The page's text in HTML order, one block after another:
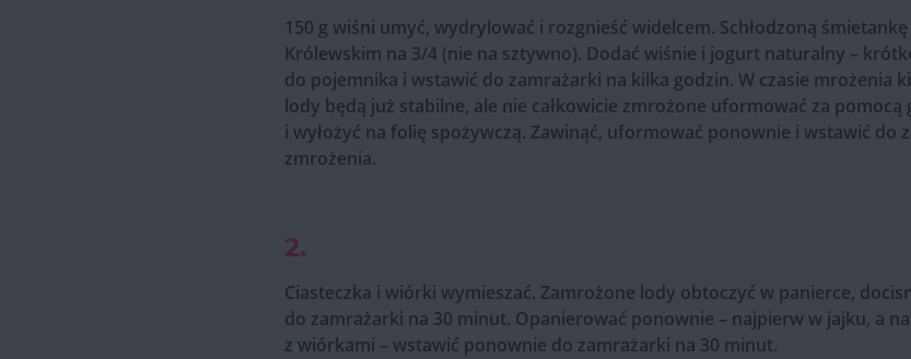
150 g wiśni umyć, wydrylować i rozgnieść widelcem. Schłodzoną
Królewskim na 3/4 (nie na sztywno). Dodać wiśnie i jogurt naturalny –
do pojemnika i wstawić do zamrażarki na kilka godzin. W czasie mrożenia
lody będą już stabilne, ale nie całkowicie zmrożone uformować za pomocą
i wyłożyć na folię spożywczą. Zawinąć, uformować ponownie i wstawić do
zmrożenia.
2.
Ciasteczka i wiórki wymieszać. Zamrożone lody obtoczyć w panierce,
do zamrażarki na 30 minut. Opanierować ponownie – najpierw w jajku, a
z wiórkami – wstawić ponownie do zamrażarki na 30 minut.